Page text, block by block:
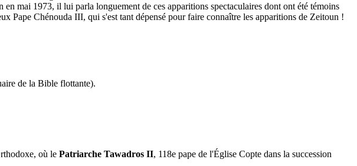
mai 1973, il lui parla longuement de ces apparitions spectaculaires dont ont été témoins
Pape Chénouda III, qui s'est tant dépensé pour faire connaître les apparitions de Zeitoun !
de la Bible flottante).
où le Patriarche Tawadros II, 118e pape de l'Église Copte dans la succession